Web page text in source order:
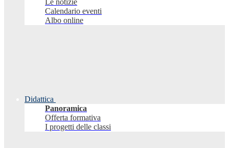
Le notizie
Calendario eventi
Albo online
Didattica
Panoramica
Offerta formativa
I progetti delle classi